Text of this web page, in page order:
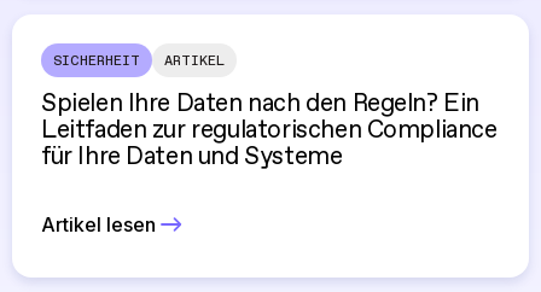
SICHERHEIT ARTIKEL
Spielen Ihre Daten nach den Regeln? Ein
Leitfaden zur regulatorischen Compliance
für Ihre Daten und Systeme
Artikel lesen